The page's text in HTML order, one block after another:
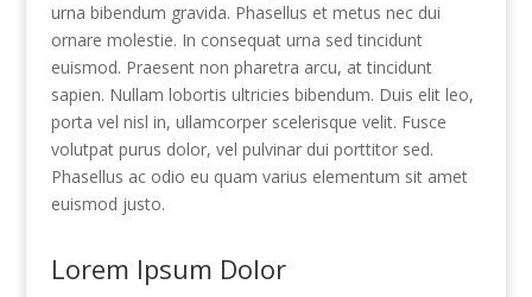
urna bibendum gravida. Phasellus et metus nec dui
ornare molestie. In consequat urna sed tincidunt
euismod. Praesent non pharetra arcu, at tincidunt
sapien. Nullam lobortis ultricies bibendum. Duis elit leo,
porta vel nisl in, ullamcorper scelerisque velit. Fusce
volutpat purus dolor, vel pulvinar dui porttitor sed.
Phasellus ac odio eu quam varius elementum sit amet
euismod justo.
Lorem Ipsum Dolor